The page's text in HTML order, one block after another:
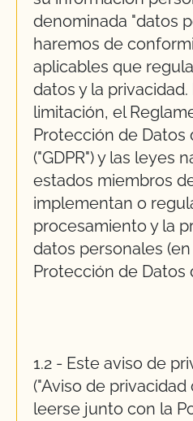
denominada "datos
haremos de
aplicables que
datos y la
limitación, el
Protección de Datos
("GDPR") y las leyes
estados miembros
implementan o
procesamiento y la
datos personales
Protección de Datos
1.2 - Este aviso de
("Aviso de
leerse junto con la